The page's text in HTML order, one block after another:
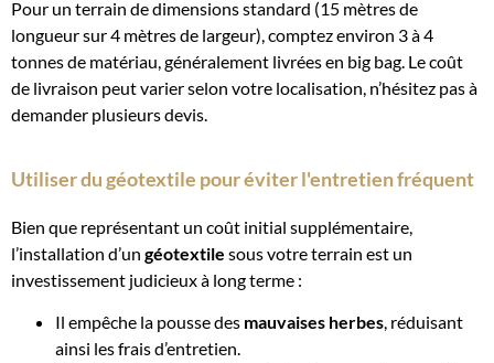
Pour un terrain de dimensions standard (15 mètres de
longueur sur 4 mètres de largeur), comptez environ 3 à 4
tonnes de matériau, généralement livrées en big bag. Le coût
de livraison peut varier selon votre localisation, n’hésitez pas à
demander plusieurs devis.
Utiliser du géotextile pour éviter l'entretien fréquent
Bien que représentant un coût initial supplémentaire,
l’installation d’un géotextile sous votre terrain est un
investissement judicieux à long terme :
Il empêche la pousse des mauvaises herbes, réduisant
ainsi les frais d’entretien.